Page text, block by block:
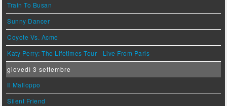
Train To Busan
Sunny Dancer
Coyote Vs. Acme
Katy Perry: The Lifetimes Tour - Live From Paris
giovedì 3 settembre
Il Malloppo
Silent Friend